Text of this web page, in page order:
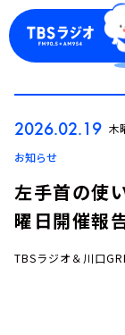
2026.02.19 木
お知らせ
左手首の使
曜日開催報告
TBSラジオ＆川口